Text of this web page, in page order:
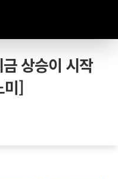
상승이 시작
미]